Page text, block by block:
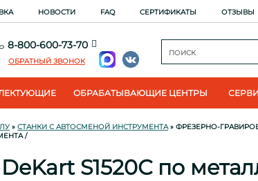
НОВОСТИ FAQ СЕРТИФИКАТЫ ОТЗЫВЫ
8-800-600-73-70
ОБРАТНЫЙ ЗВОНОК
ОБРАБАТЫВАЮЩИЕ ЦЕНТРЫ
» СТАНКИ С АВТОСМЕНОЙ ИНСТРУМЕНТА» ФРЕЗЕРНО-
/
S1520С по